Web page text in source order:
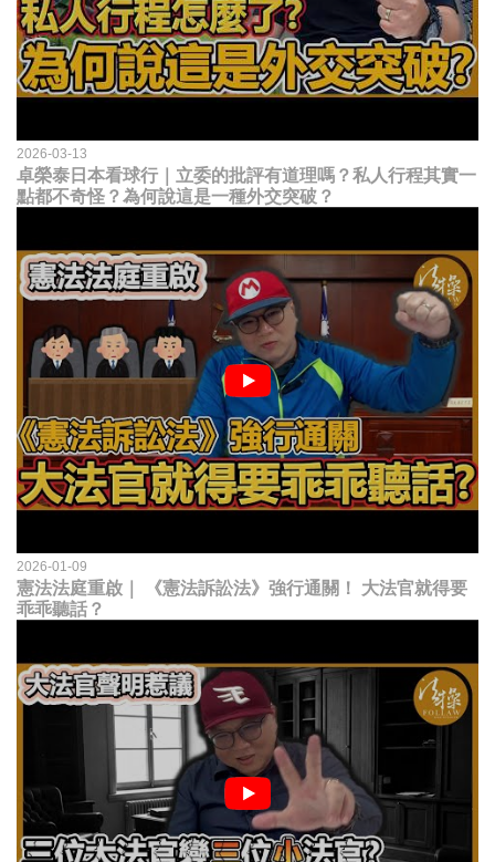
2026-03-13
卓榮泰日本看球行｜立委的批評有道理嗎？私人行程其實一
點都不奇怪？為何說這是一種外交突破？
2026-01-09
憲法法庭重啟｜ 《憲法訴訟法》強行通關！ 大法官就得要
乖乖聽話？